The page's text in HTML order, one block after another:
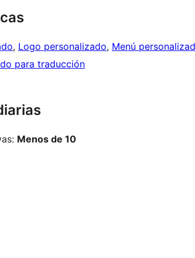
, Logo personalizado, Menú
para traducción
Menos de 10